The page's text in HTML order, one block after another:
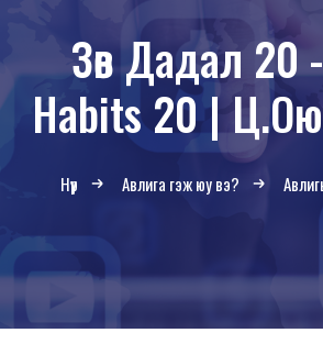
Зөв Дадал 20
Habits 20 |
Нүүр Авлига гэж юу вэ?